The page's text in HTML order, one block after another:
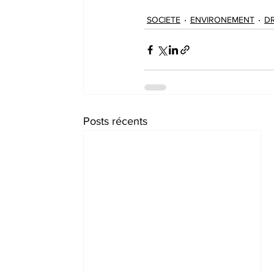
SOCIETE ENVIRONEMENT
Posts récents